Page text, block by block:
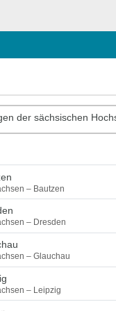
der sächsischen
– Bautzen
– Dresden
– Glauchau
– Leipzig